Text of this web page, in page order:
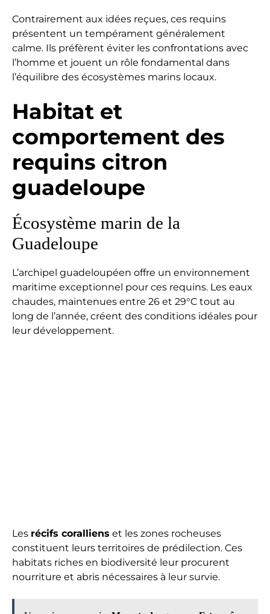
Contrairement aux idées reçues, ces requins
présentent un tempérament généralement
calme. Ils préfèrent éviter les confrontations avec
l’homme et jouent un rôle fondamental dans
l’équilibre des écosystèmes marins locaux.
Habitat et
comportement des
requins citron
guadeloupe
Écosystème marin de la
Guadeloupe
L’archipel guadeloupéen offre un environnement
maritime exceptionnel pour ces requins. Les eaux
chaudes, maintenues entre 26 et 29°C tout au
long de l’année, créent des conditions idéales pour
leur développement.
Les récifs coralliens et les zones rocheuses
constituent leurs territoires de prédilection. Ces
habitats riches en biodiversité leur procurent
nourriture et abris nécessaires à leur survie.